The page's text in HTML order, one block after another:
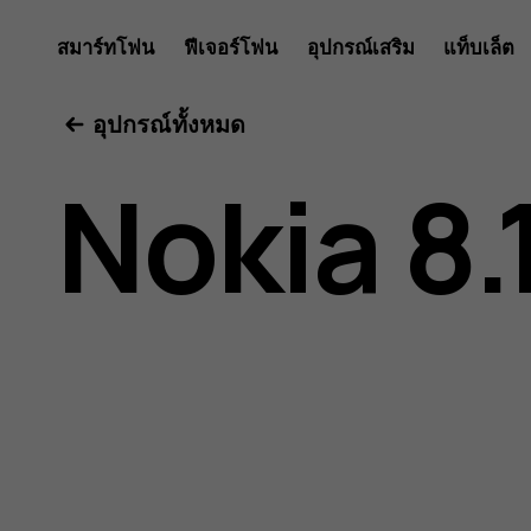
คู่มือ
ผู้
ใช้
สมาร์ทโฟน ฟีเจอร์โฟน อุปกรณ์เสริม แท็บเล็ต
อุปกรณ์ทั้งหมด
Nokia